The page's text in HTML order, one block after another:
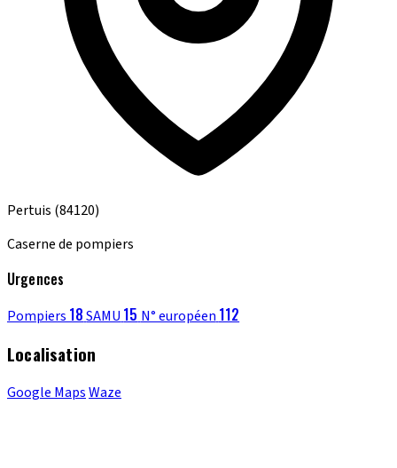
Pertuis (84120)
Caserne de pompiers
Urgences
Pompiers 18SAMU 15 N° européen 112
Localisation
Google MapsWaze